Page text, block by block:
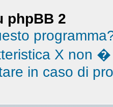
phpBB 2
X non �
in caso di